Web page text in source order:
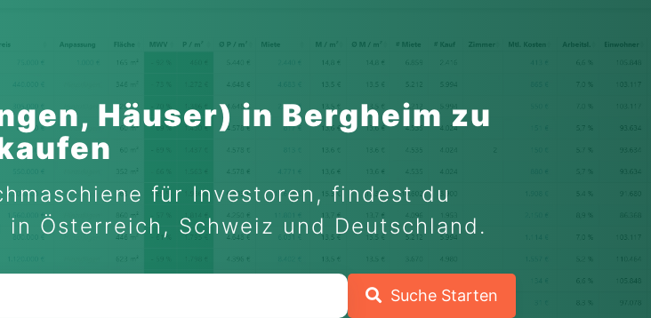
Häuser) in Bergheim zu
für Investoren, findest du
Österreich, Schweiz und Deutschland.
Suche Starten